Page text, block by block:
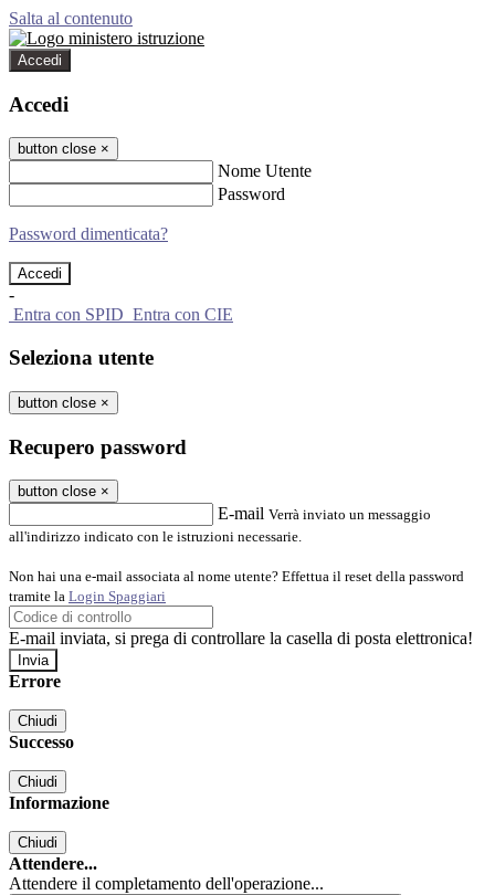
Salta al contenuto
Accedi
Accedi
button close ×
Nome Utente
Password
Password dimenticata?
-
Entra con SPID Entra con CIE
Seleziona utente
button close ×
Recupero password
button close ×
E-mail Verrà inviato un messaggio
all'indirizzo indicato con le istruzioni necessarie.
Non hai una e-mail associata al nome utente? Effettua il reset della password
tramite la Login Spaggiari
E-mail inviata, si prega di controllare la casella di posta elettronica!
Errore
Chiudi
Successo
Chiudi
Informazione
Chiudi
Attendere...
Attendere il completamento dell'operazione...